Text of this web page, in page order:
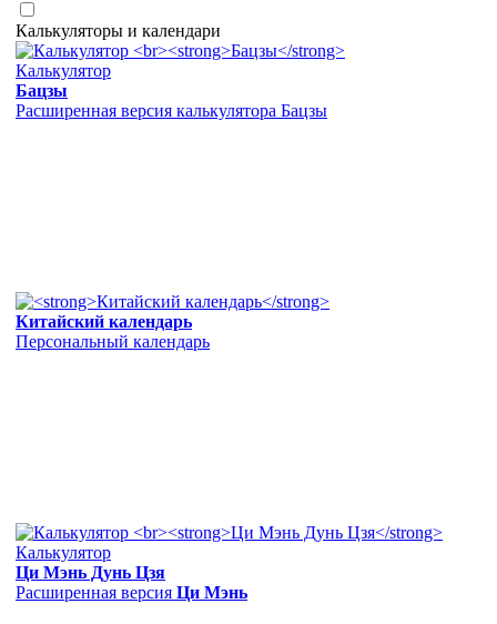
Калькуляторы и календари
Калькулятор
Бацзы
Расширенная версия калькулятора Бацзы
Китайский календарь
Персональный календарь
Калькулятор
Ци Мэнь Дунь Цзя
Расширенная версия Ци Мэнь